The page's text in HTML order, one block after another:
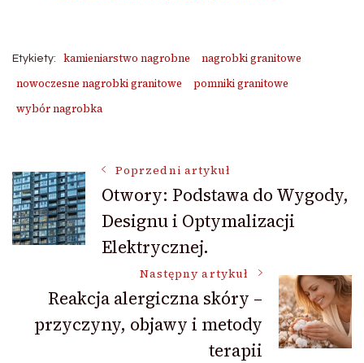
Etykiety: kamieniarstwo nagrobne
nagrobki granitowe
nowoczesne nagrobki granitowe
pomniki granitowe
wybór nagrobka
Nawigacja
wpisu
Poprzedni artykuł
Otwory: Podstawa do Wygody,
Designu i Optymalizacji
Elektrycznej.
Następny artykuł
Reakcja alergiczna skóry –
przyczyny, objawy i metody
terapii